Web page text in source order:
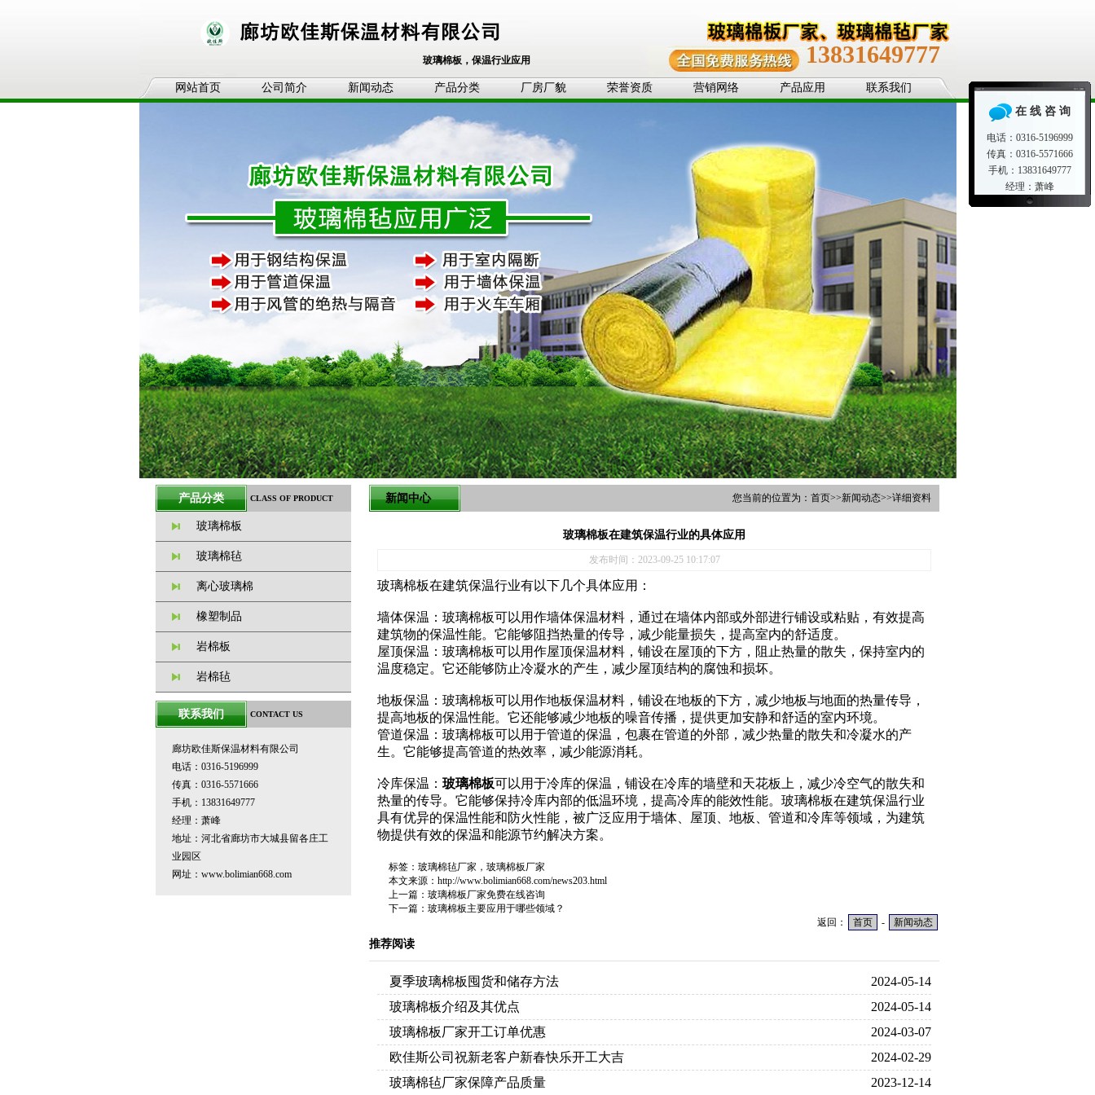
玻璃棉板，保温行业应用 13831649777
网站首页 公司简介 新闻动态 产品分类 厂房厂貌 荣誉资质 营销网络 产品应用 联系我们
新闻中心 您当前的位置为： 首页>>新闻动态>>详细资料
玻璃棉板在建筑保温行业的具体应用
发布时间：2023-09-25 10:17:07
玻璃棉板在建筑保温行业有以下几个具体应用：
墙体保温：玻璃棉板可以用作墙体保温材料，通过在墙体内部或外部进行铺设或粘贴，有效提高
建筑物的保温性能。它能够阻挡热量的传导，减少能量损失，提高室内的舒适度。
屋顶保温：玻璃棉板可以用作屋顶保温材料，铺设在屋顶的下方，阻止热量的散失，保持室内的
温度稳定。它还能够防止冷凝水的产生，减少屋顶结构的腐蚀和损坏。
地板保温：玻璃棉板可以用作地板保温材料，铺设在地板的下方，减少地板与地面的热量传导，
提高地板的保温性能。它还能够减少地板的噪音传播，提供更加安静和舒适的室内环境。
管道保温：玻璃棉板可以用于管道的保温，包裹在管道的外部，减少热量的散失和冷凝水的产
生。它能够提高管道的热效率，减少能源消耗。
冷库保温： 玻璃棉板可以用于冷库的保温，铺设在冷库的墙壁和天花板上，减少冷空气的散失和
热量的传导。它能够保持冷库内部的低温环境，提高冷库的能效性能。玻璃棉板在建筑保温行业
具有优异的保温性能和防火性能，被广泛应用于墙体、屋顶、地板、管道和冷库等领域，为建筑
物提供有效的保温和能源节约解决方案。
标签： 玻璃棉毡厂家 ， 玻璃棉板厂家
本文来源： http://www.bolimian668.com/news203.html
上一篇： 玻璃棉板厂家免费在线咨询
下一篇： 玻璃棉板主要应用于哪些领域？
返回：
首页 - 新闻动态
推荐阅读
夏季玻璃棉板囤货和储存方法
2024-05-14
玻璃棉板介绍及其优点
2024-05-14
玻璃棉板厂家开工订单优惠
2024-03-07
欧佳斯公司祝新老客户新春快乐开工大吉
2024-02-29
玻璃棉毡厂家保障产品质量
2023-12-14
产品分类 CLASS OF PRODUCT
玻璃棉板
玻璃棉毡
离心玻璃棉
橡塑制品
岩棉板
岩棉毡
联系我们 CONTACT US
廊坊欧佳斯保温材料有限公司
电话：0316-5196999
传真：0316-5571666
手机：13831649777
经理：萧峰
地址：河北省廊坊市大城县留各庄工
业园区
网址： www.bolimian668.com
在 线 咨 询
电话：0316-5196999
传真：0316-5571666
手机：13831649777
经理：萧峰